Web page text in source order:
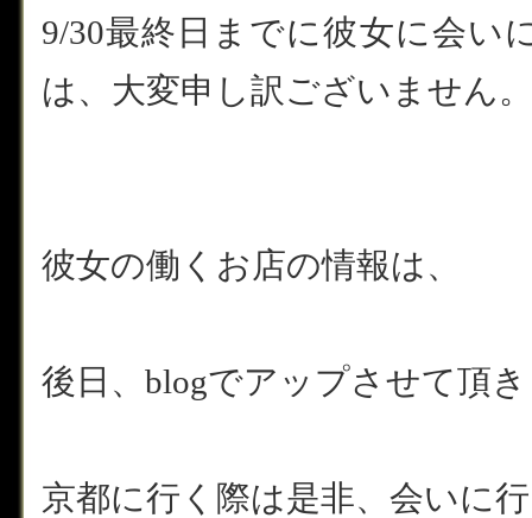
9/30最終日までに彼女に会い
は、大変申し訳ございません。
彼女の働くお店の情報は、
後日、blogでアップさせて頂
京都に行く際は是非、会いに